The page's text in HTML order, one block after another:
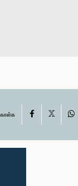
Facebook